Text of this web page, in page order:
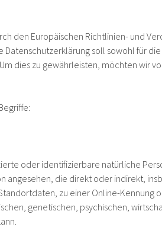
den Europäischen Richtlinien- und
Datenschutzerklärung soll sowohl für
dies zu gewährleisten, möchten wir
oder identifizierbare natürliche
angesehen, die direkt oder indirekt,
zu einer Online-Kennung
genetischen, psychischen,